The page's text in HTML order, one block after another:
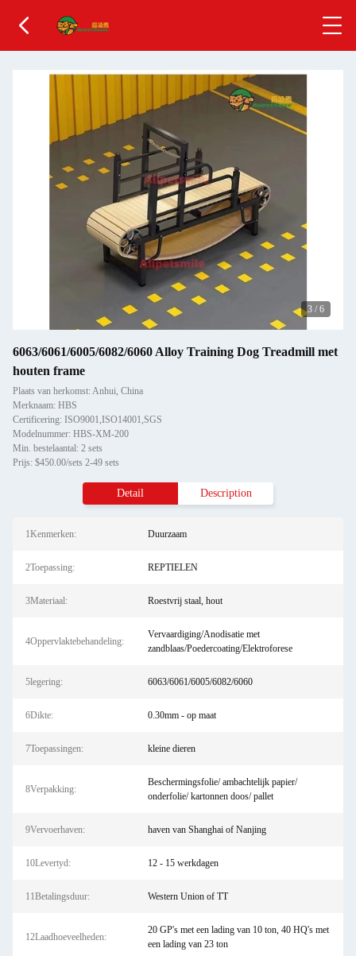
3 / 6
6063/6061/6005/6082/6060 Alloy Training Dog Treadmill met
houten frame
Plaats van herkomst: Anhui, China
Merknaam: HBS
Certificering: ISO9001,ISO14001,SGS
Modelnummer: HBS-XM-200
Min. bestelaantal: 2 sets
Prijs: $450.00/sets 2-49 sets
Detail Description
1Kenmerken: Duurzaam
2Toepassing: REPTIELEN
3Materiaal: Roestvrij staal, hout
4Oppervlaktebehandeling:
Vervaardiging/Anodisatie met
zandblaas/Poedercoating/Elektroforese
5legering: 6063/6061/6005/6082/6060
6Dikte: 0.30mm - op maat
7Toepassingen: kleine dieren
8Verpakking:
Beschermingsfolie/ ambachtelijk papier/
onderfolie/ kartonnen doos/ pallet
9Vervoerhaven: haven van Shanghai of Nanjing
10Levertyd: 12 - 15 werkdagen
11Betalingsduur: Western Union of TT
12Laadhoeveelheden:
20 GP's met een lading van 10 ton, 40 HQ's met
een lading van 23 ton